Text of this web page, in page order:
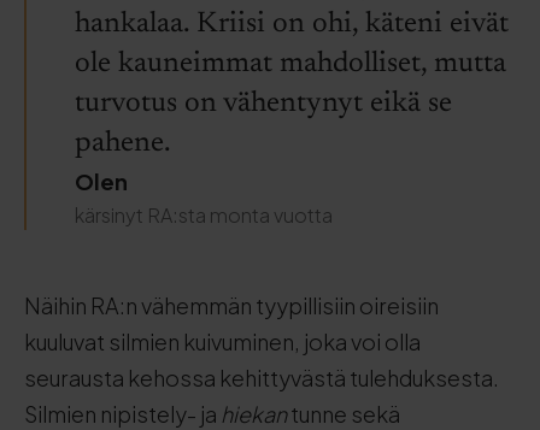
hankalaa. Kriisi on ohi, käteni eivät
ole kauneimmat mahdolliset, mutta
turvotus on vähentynyt eikä se
pahene.
Olen
kärsinyt RA:sta monta vuotta
Näihin RA:n vähemmän tyypillisiin oireisiin
kuuluvat silmien kuivuminen, joka voi olla
seurausta kehossa kehittyvästä tulehduksesta.
Silmien nipistely- ja hiekantunne sekä